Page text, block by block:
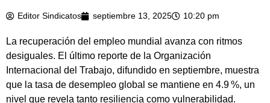
Editor Sindicatos septiembre 13, 2025 10:20 pm
La recuperación del empleo mundial avanza con ritmos
desiguales. El último reporte de la Organización
Internacional del Trabajo, difundido en septiembre, muestra
que la tasa de desempleo global se mantiene en 4.9 %, un
nivel que revela tanto resiliencia como vulnerabilidad.